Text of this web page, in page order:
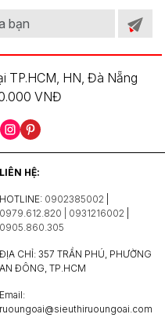
TP.HCM, HN, Đà Nẵng
VNĐ
LIÊN HỆ:
HOTLINE: 0902385002
0979.612.820 | 0931216002
0905.860.305
ĐỊA CHỈ: 357 TRẦN PHÚ, PHƯỜNG
AN ĐÔNG, TP.HCM
Email:
ruoungoai@sieuthiruoungoai.com